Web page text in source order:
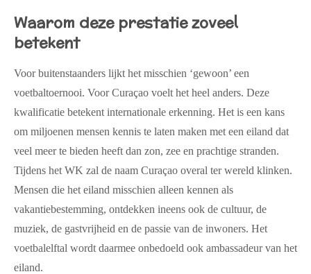
Waarom deze prestatie zoveel
betekent
Voor buitenstaanders lijkt het misschien ‘gewoon’ een
voetbaltoernooi. Voor Curaçao voelt het heel anders. Deze
kwalificatie betekent internationale erkenning. Het is een kans
om miljoenen mensen kennis te laten maken met een eiland dat
veel meer te bieden heeft dan zon, zee en prachtige stranden.
Tijdens het WK zal de naam Curaçao overal ter wereld klinken.
Mensen die het eiland misschien alleen kennen als
vakantiebestemming, ontdekken ineens ook de cultuur, de
muziek, de gastvrijheid en de passie van de inwoners. Het
voetbalelftal wordt daarmee onbedoeld ook ambassadeur van het
eiland.